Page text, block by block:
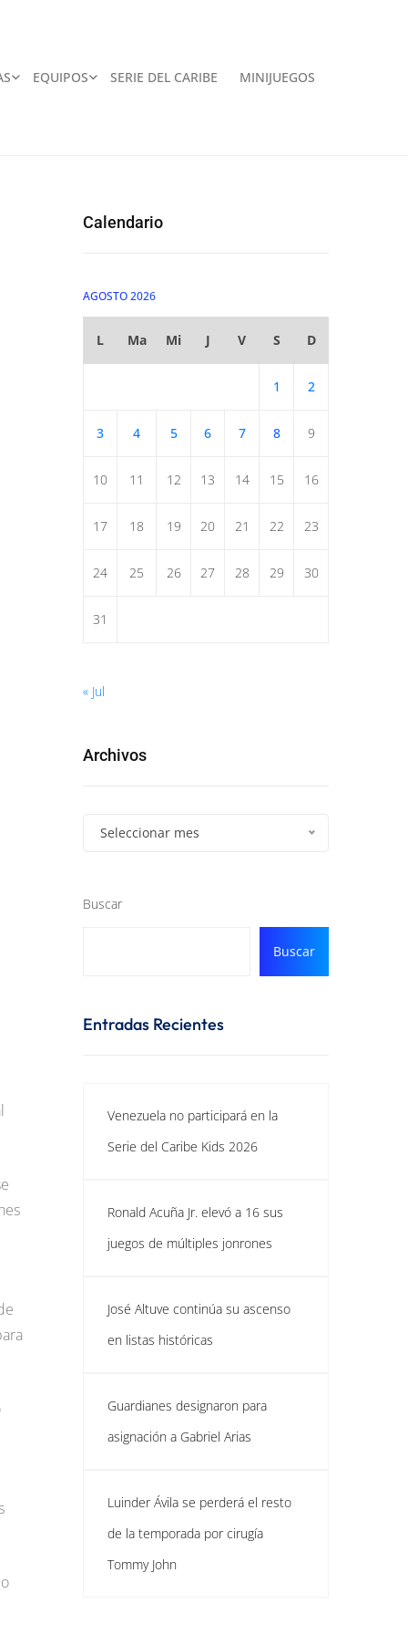
EQUIPOS SERIE DEL CARIBE MINIJUEGOS
Calendario
AGOSTO 2026
L Ma Mi J V S D
1 2
3 4 5 6 7 8 9
10 11 12 13 14 15 16
17 18 19 20 21 22 23
24 25 26 27 28 29 30
31
« Jul
Archivos
Seleccionar mes
Buscar
Buscar
Entradas Recientes
Venezuela no participará en la
Serie del Caribe Kids 2026
Ronald Acuña Jr. elevó a 16 sus
juegos de múltiples jonrones
José Altuve continúa su ascenso
en listas históricas
Guardianes designaron para
asignación a Gabriel Arias
Luinder Ávila se perderá el resto
de la temporada por cirugía
Tommy John